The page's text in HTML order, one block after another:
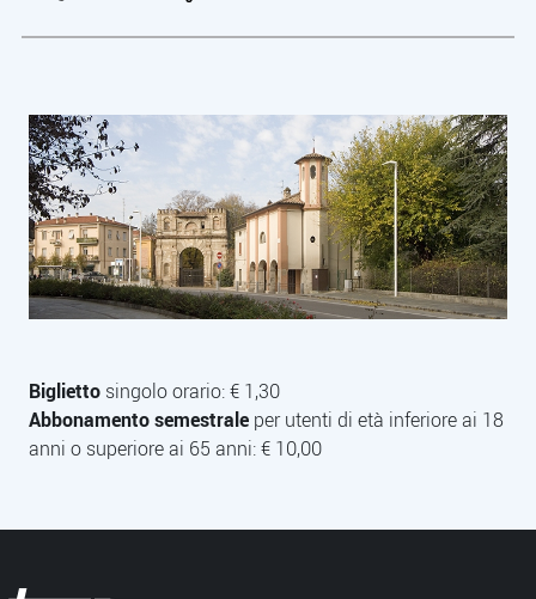
Descrizione
Biglietto singolo orario: € 1,30
Abbonamentosemestrale per utenti di età inferiore ai 18
anni o superiore ai 65 anni: € 10,00